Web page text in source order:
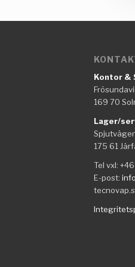
Kontor &
169 70
Lager/
175 61
Tel vxl:
E-post: